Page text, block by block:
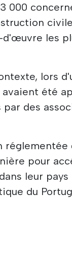
000
d'œuvre les
lors
été
par des
réglementée
pour
leur pays
du